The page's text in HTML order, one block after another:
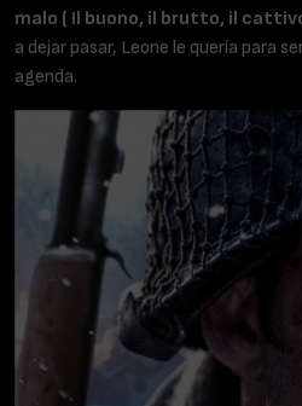
malo ( Il buono, il brutto, il
a dejar pasar, Leone le quería para
agenda.